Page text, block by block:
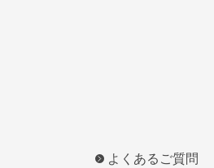
よくあるご質問